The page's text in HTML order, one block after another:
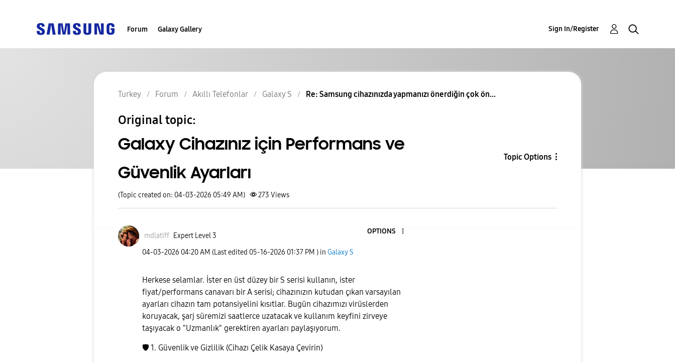
Forum Galaxy Gallery Sign In/Register
Turkey Forum Akıllı Telefonlar Galaxy S Re: Samsung cihazınızda yapmanızı önerdiğin çok ön...
Original topic:
Galaxy Cihazınız için Performans ve
Güvenlik Ayarları
Topic Options
(Topic created on: 04-03-2026 05:49 AM) 273 Views
mdlatiff Expert Level 3
OPTIONS
‎04-03-2026 04:20 AM (Last edited ‎05-16-2026 01:37 PM ) in Galaxy S
Herkese selamlar. İster en üst düzey bir S serisi kullanın, ister
fiyat/performans canavarı bir A serisi; cihazınızın kutudan çıkan varsayılan
ayarları cihazın tam potansiyelini kısıtlar. Bugün cihazımızı virüslerden
koruyacak, şarj süremizi saatlerce uzatacak ve kullanım keyfini zirveye
taşıyacak o "Uzmanlık" gerektiren ayarları paylaşıyorum.
🛡 ️ 1. Güvenlik ve Gizlilik (Cihazı Çelik Kasaya Çevirin)